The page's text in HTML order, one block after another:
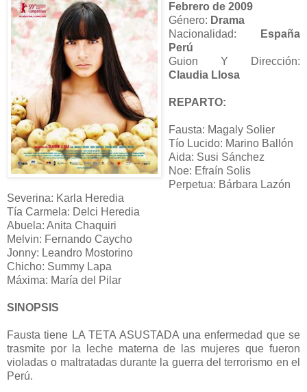
Febrero de 2009
Género: Drama
Nacionalidad:
España
Perú
Guion Y Dirección:
Claudia Llosa
REPARTO:
Fausta: Magaly Solier
Tío Lucido: Marino Ballón
Aida: Susi Sánchez
Noe: Efraín Solis
Perpetua: Bárbara Lazón
Severina: Karla Heredia
Tía Carmela: Delci Heredia
Abuela: Anita Chaquiri
Melvin: Fernando Caycho
Jonny: Leandro Mostorino
Chicho: Summy Lapa
Máxima: María del Pilar
SINOPSIS
Fausta tiene LA TETA ASUSTADA una enfermedad que se
trasmite por la leche materna de las mujeres que fueron
violadas o maltratadas durante la guerra del terrorismo en el
Perú.